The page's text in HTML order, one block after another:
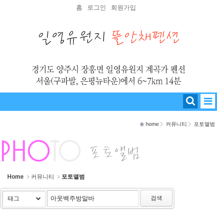
홈 로그인 회원가입
home 커뮤니티 포토앨범
Home 커뮤니티 포토앨범
검색